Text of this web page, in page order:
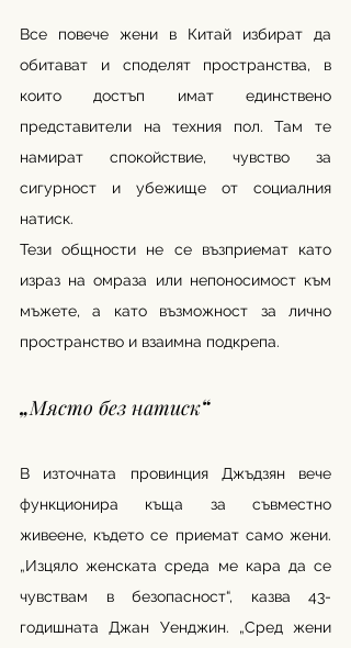
Все повече жени в Китай избират да
обитават и споделят пространства, в
които достъп имат единствено
представители на техния пол. Там те
намират спокойствие, чувство за
сигурност и убежище от социалния
натиск.
Тези общности не се възприемат като
израз на омраза или непоносимост към
мъжете, а като възможност за лично
пространство и взаимна подкрепа.
„Място без натиск“
В източната провинция Джъдзян вече
функционира къща за съвместно
живеене, където се приемат само жени.
„Изцяло женската среда ме кара да се
чувствам в безопасност“, казва 43-
годишната Джан Уенджин. „Сред жени